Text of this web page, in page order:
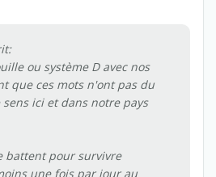
ou système D avec nos
que ces mots n'ont pas du
ici et dans notre pays
battent pour survivre
une fois par jour au